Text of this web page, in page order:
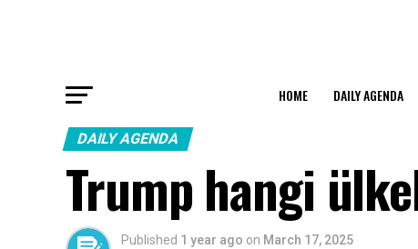
HOME DAILY AGENDA
DAILY AGENDA
Trump hangi
Published 1 year ago on March 17, 2025